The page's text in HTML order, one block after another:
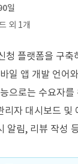
일
외 1개
청 플랫폼을 구
일 앱 개발 언어
으로는 수요자
자 대시보드 및
알림, 리뷰 작성